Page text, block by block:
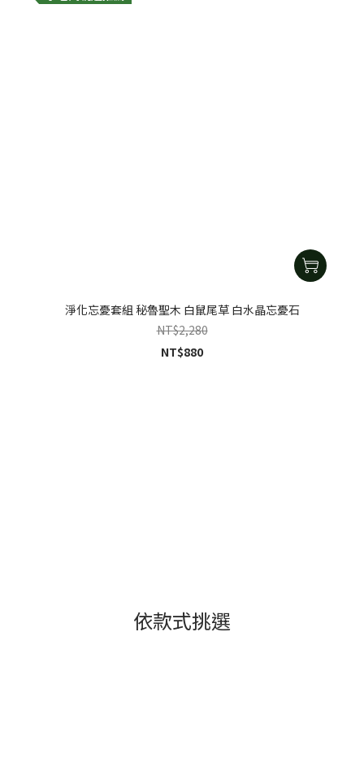
淨化忘憂套組 秘魯聖木 白鼠尾草 白水晶忘憂石
NT$2,280
NT$880
依款式挑選